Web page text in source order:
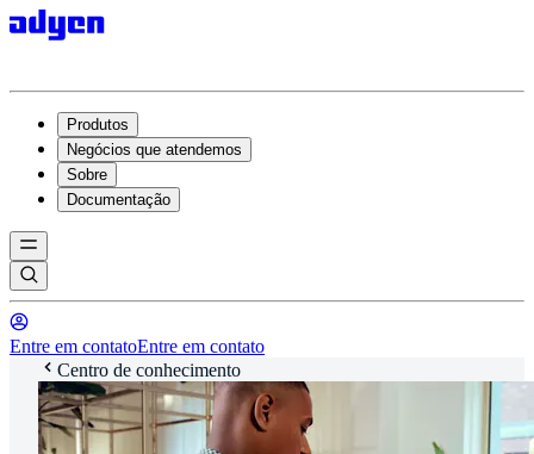
Produtos
Negócios que atendemos
Sobre
Documentação
Entre em contatoEntre em contato
Centro de conhecimento